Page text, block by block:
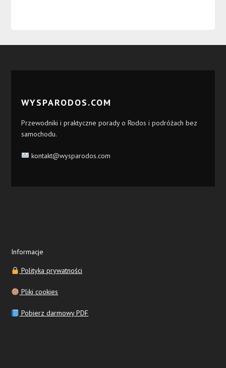
WYSPARODOS.COM
Przewodniki i praktyczne porady o Rodos i podróżach bez
samochodu.
kontakt@wysparodos.com
Informacje
Polityka prywatności
Pliki cookies
Pobierz darmowy PDF